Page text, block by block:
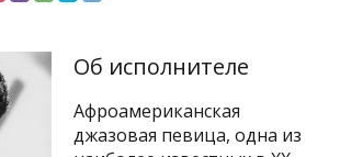
Об исполнителе
Афроамериканская
джазовая певица, одна из